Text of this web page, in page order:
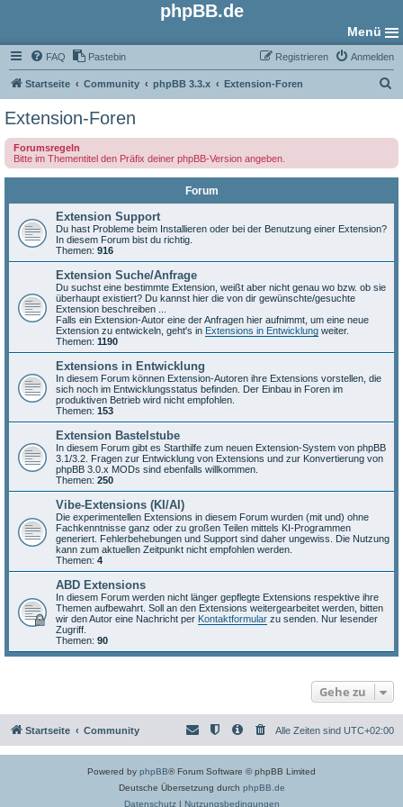
phpBB.de
Menü
FAQ Pastebin Anmelden
Registrieren
Startseite Community phpBB 3.3.x Extension-Foren
e
Extension-Foren
Forumsregeln
Bitte im Thementitel den Präfix deiner phpBB-Version angeben.
Forum
Extension Support
Du hast Probleme beim Installieren oder bei der Benutzung einer Extension?
In diesem Forum bist du richtig.
Themen: 916
Extension Suche/Anfrage
Du suchst eine bestimmte Extension, weißt aber nicht genau wo bzw. ob sie
überhaupt existiert? Du kannst hier die von dir gewünschte/gesuchte
Extension beschreiben ...
Falls ein Extension-Autor eine der Anfragen hier aufnimmt, um eine neue
Extension zu entwickeln, geht's in Extensions in Entwicklung weiter.
Themen: 1190
Extensions in Entwicklung
In diesem Forum können Extension-Autoren ihre Extensions vorstellen, die
sich noch im Entwicklungsstatus befinden. Der Einbau in Foren im
produktiven Betrieb wird nicht empfohlen.
Themen: 153
Extension Bastelstube
In diesem Forum gibt es Starthilfe zum neuen Extension-System von phpBB
3.1/3.2. Fragen zur Entwicklung von Extensions und zur Konvertierung von
phpBB 3.0.x MODs sind ebenfalls willkommen.
Themen: 250
Vibe-Extensions (KI/AI)
Die experimentellen Extensions in diesem Forum wurden (mit und) ohne
Fachkenntnisse ganz oder zu großen Teilen mittels KI-Programmen
generiert. Fehlerbehebungen und Support sind daher ungewiss. Die Nutzung
kann zum aktuellen Zeitpunkt nicht empfohlen werden.
Themen: 4
ABD Extensions
In diesem Forum werden nicht länger gepflegte Extensions respektive ihre
Themen aufbewahrt. Soll an den Extensions weitergearbeitet werden, bitten
wir den Autor eine Nachricht per Kontaktformular zu senden. Nur lesender
Zugriff.
Themen: 90
Gehe zu
Startseite Community Alle Zeiten sind UTC+02:00
Powered by phpBB® Forum Software © phpBB Limited
Deutsche Übersetzung durch phpBB.de
Datenschutz| Nutzungsbedingungen